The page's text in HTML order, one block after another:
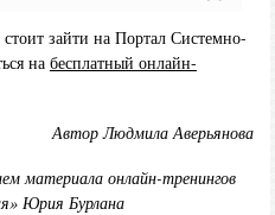
зайти на Портал Системно-
на бесплатный онлайн-
Автор Людмила Аверьянова
материала онлайн-тренингов
Юрия Бурлана